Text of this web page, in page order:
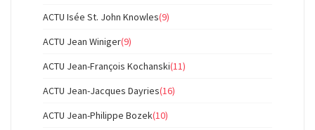
ACTU Isée St. John Knowles(9)
ACTU Jean Winiger(9)
ACTU Jean-François Kochanski(11)
ACTU Jean-Jacques Dayries(16)
ACTU Jean-Philippe Bozek(10)